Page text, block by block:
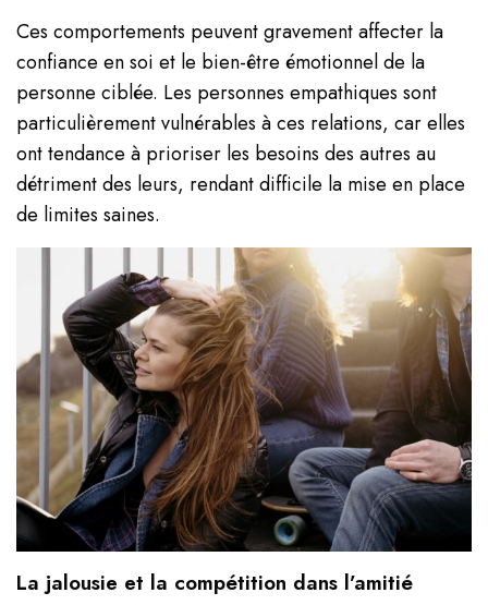
Ces comportements peuvent gravement affecter la
confiance en soi et le bien-être émotionnel de la
personne ciblée. Les personnes empathiques sont
particulièrement vulnérables à ces relations, car elles
ont tendance à prioriser les besoins des autres au
détriment des leurs, rendant difficile la mise en place
de limites saines.
La jalousie et la compétition dans l’amitié